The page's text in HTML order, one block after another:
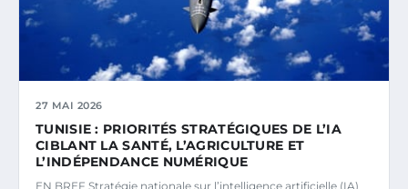
27 MAI 2026
TUNISIE : PRIORITÉS STRATÉGIQUES DE L’IA
CIBLANT LA SANTÉ, L’AGRICULTURE ET
L’INDÉPENDANCE NUMÉRIQUE
EN BREF Stratégie nationale sur l’intelligence artificielle (IA)